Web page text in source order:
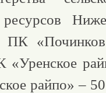
ПК
«Уренское
райпо» –